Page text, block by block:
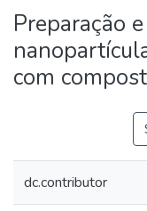
Statistics
Preparação
com
dc.contributor